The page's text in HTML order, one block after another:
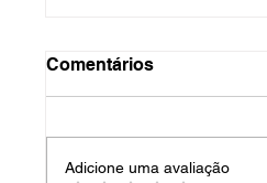
Comentários
Adicione uma avaliação